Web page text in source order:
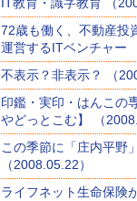
IT教育・識字教育 （
72歳も働く、不動産投
運営するITベンチャー
不表示？非表示？ （
印鑑・実印・はんこの
やどっとこむ】 （
この季節に「庄内平野
（2008.05.22）
ライフネット生命保険